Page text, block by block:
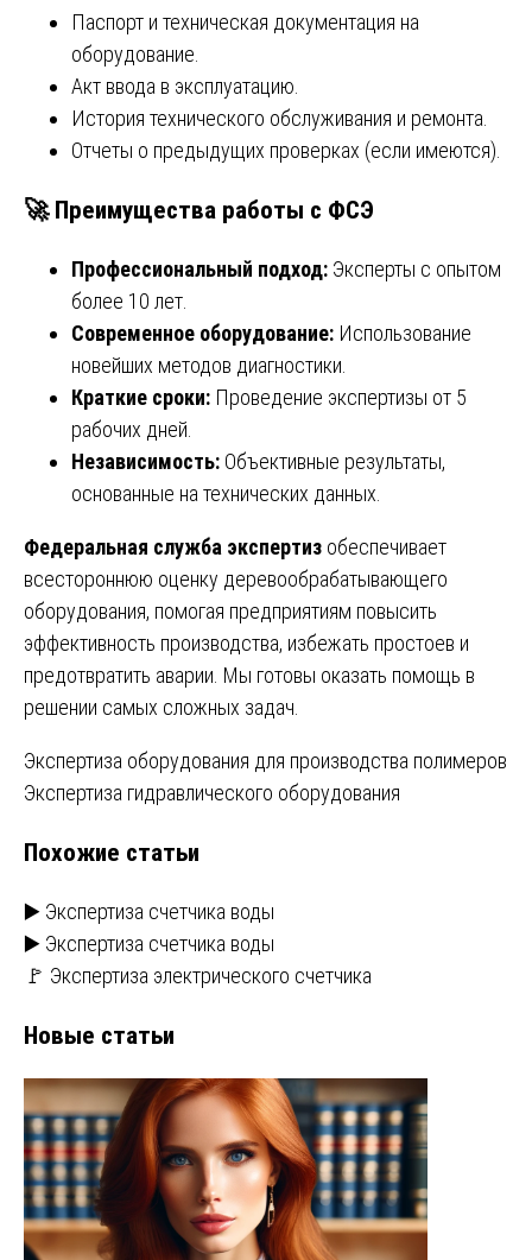
Паспорт и техническая документация на
оборудование.
Акт ввода в эксплуатацию.
История технического обслуживания и ремонта.
Отчеты о предыдущих проверках (если имеются).
🚀 Преимущества работы с ФСЭ
Профессиональный подход: Эксперты с опытом
более 10 лет.
Современное оборудование: Использование
новейших методов диагностики.
Краткие сроки: Проведение экспертизы от 5
рабочих дней.
Независимость: Объективные результаты,
основанные на технических данных.
Федеральная служба экспертиз обеспечивает
всестороннюю оценку деревообрабатывающего
оборудования, помогая предприятиям повысить
эффективность производства, избежать простоев и
предотвратить аварии. Мы готовы оказать помощь в
решении самых сложных задач.
Навигация
записям
Экспертиза оборудования для производства полимеров
Экспертиза гидравлического оборудования
Похожие статьи
▶️ Экспертиза счетчика воды
▶️ Экспертиза счетчика воды
🚩 Экспертиза электрического счетчика
Новые статьи